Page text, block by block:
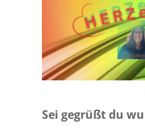
Sei gegrüßt du